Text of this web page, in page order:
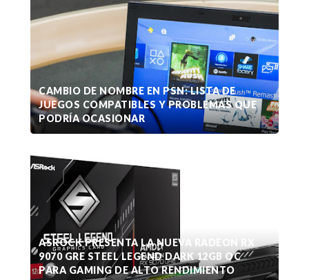
CAMBIO DE NOMBRE EN PSN: LISTA DE
JUEGOS COMPATIBLES Y PROBLEMAS QUE
PODRÍA OCASIONAR
ASROCK PRESENTA LA NUEVA RADEON RX
9070 GRE STEEL LEGEND DARK 12GB OC
PARA GAMING DE ALTO RENDIMIENTO